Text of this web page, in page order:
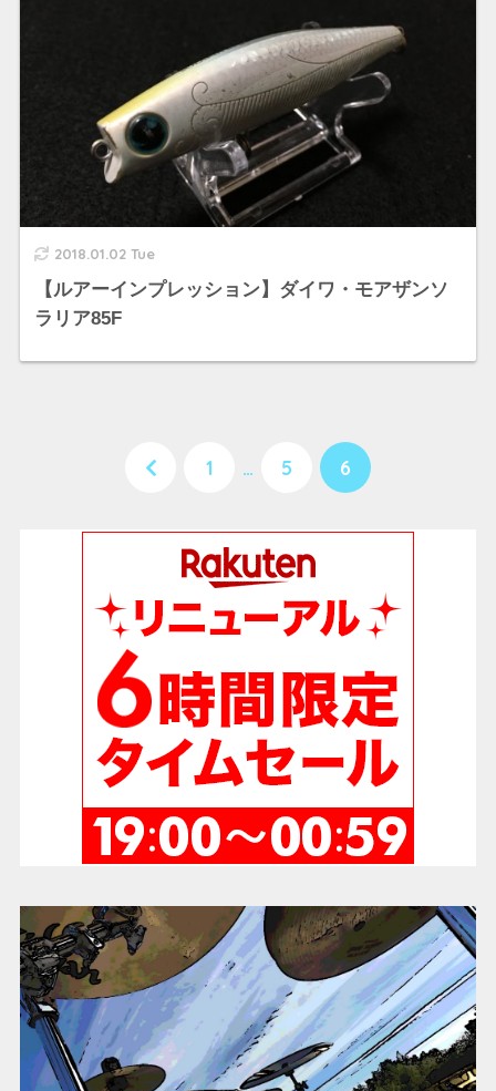
2018.01.02 Tue
【ルアーインプレッション】ダイワ・モアザンソ
ラリア85F
1 … 5 6